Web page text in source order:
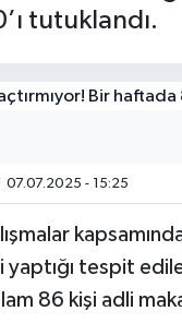
tutuklandı.
07.07.2025 - 15:25
tespit
86 kişi adli